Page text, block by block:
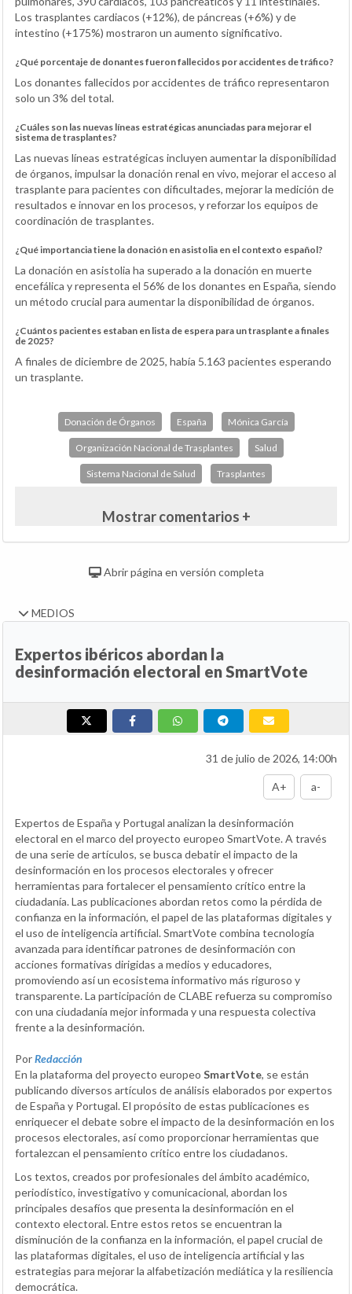
Los trasplantes cardiacos (+12%), de páncreas (+6%) y de
intestino (+175%) mostraron un aumento significativo.
¿Qué porcentaje de donantes fueron fallecidos por accidentes de tráfico?
Los donantes fallecidos por accidentes de tráfico representaron
solo un 3% del total.
¿Cuáles son las nuevas líneas estratégicas anunciadas para mejorar el
sistema de trasplantes?
Las nuevas líneas estratégicas incluyen aumentar la disponibilidad
de órganos, impulsar la donación renal en vivo, mejorar el acceso al
trasplante para pacientes con dificultades, mejorar la medición de
resultados e innovar en los procesos, y reforzar los equipos de
coordinación de trasplantes.
¿Qué importancia tiene la donación en asistolia en el contexto español?
La donación en asistolia ha superado a la donación en muerte
encefálica y representa el 56% de los donantes en España, siendo
un método crucial para aumentar la disponibilidad de órganos.
¿Cuántos pacientes estaban en lista de espera para un trasplante a finales
de 2025?
A finales de diciembre de 2025, había 5.163 pacientes esperando
un trasplante.
Donación de Órganos España Mónica García
Organización Nacional de Trasplantes Salud
Sistema Nacional de Salud Trasplantes
Mostrar comentarios +
Abrir página en versión completa
MEDIOS
Expertos ibéricos abordan la
desinformación electoral en SmartVote
31 de julio de 2026, 14:00h
A+ a-
Expertos de España y Portugal analizan la desinformación
electoral en el marco del proyecto europeo SmartVote. A través
de una serie de artículos, se busca debatir el impacto de la
desinformación en los procesos electorales y ofrecer
herramientas para fortalecer el pensamiento crítico entre la
ciudadanía. Las publicaciones abordan retos como la pérdida de
confianza en la información, el papel de las plataformas digitales y
el uso de inteligencia artificial. SmartVote combina tecnología
avanzada para identificar patrones de desinformación con
acciones formativas dirigidas a medios y educadores,
promoviendo así un ecosistema informativo más riguroso y
transparente. La participación de CLABE refuerza su compromiso
con una ciudadanía mejor informada y una respuesta colectiva
frente a la desinformación.
PorRedacción
En la plataforma del proyecto europeo SmartVote, se están
publicando diversos artículos de análisis elaborados por expertos
de España y Portugal. El propósito de estas publicaciones es
enriquecer el debate sobre el impacto de la desinformación en los
procesos electorales, así como proporcionar herramientas que
fortalezcan el pensamiento crítico entre los ciudadanos.
Los textos, creados por profesionales del ámbito académico,
periodístico, investigativo y comunicacional, abordan los
principales desafíos que presenta la desinformación en el
contexto electoral. Entre estos retos se encuentran la
disminución de la confianza en la información, el papel crucial de
las plataformas digitales, el uso de inteligencia artificial y las
estrategias para mejorar la alfabetización mediática y la resiliencia
democrática.